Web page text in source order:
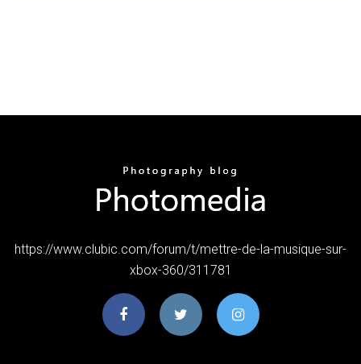
https://www.clubic.com/forum/t/mettre-de-la-musique-sur-
xbox-360/311781